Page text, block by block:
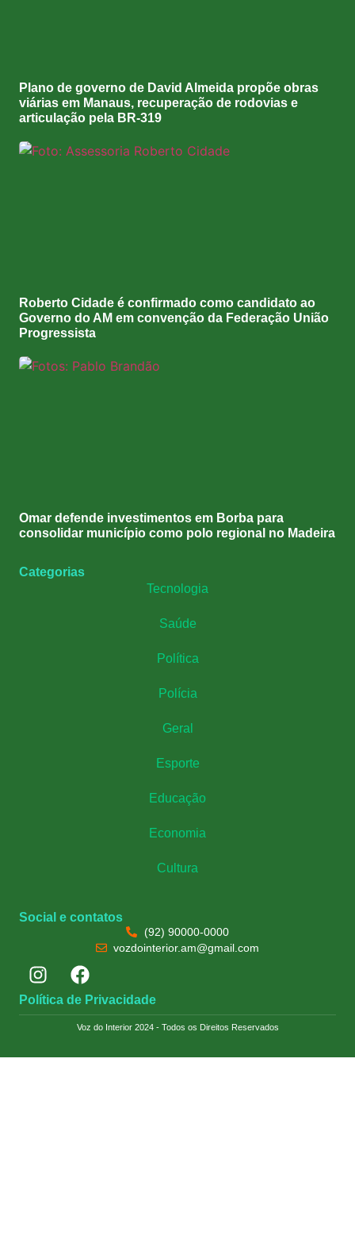
Plano de governo de David Almeida propõe obras
viárias em Manaus, recuperação de rodovias e
articulação pela BR-319
Roberto Cidade é confirmado como candidato ao
Governo do AM em convenção da Federação União
Progressista
Omar defende investimentos em Borba para
consolidar município como polo regional no Madeira
Categorias
Tecnologia
Saúde
Política
Polícia
Geral
Esporte
Educação
Economia
Cultura
Social e contatos
(92) 90000-0000
vozdointerior.am@gmail.com
Política de Privacidade
Voz do Interior 2024 - Todos os Direitos Reservados